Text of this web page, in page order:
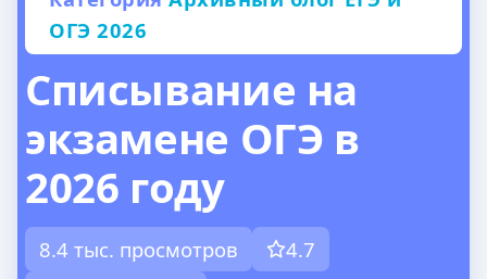
ОГЭ 2026
Списывание на
экзамене ОГЭ в
2026 году
8.4 тыс. просмотров
4.7